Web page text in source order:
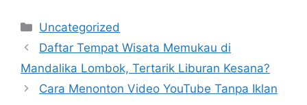
Categories
Uncategorized
Daftar Tempat Wisata Memukau di
Mandalika Lombok, Tertarik Liburan Kesana?
Cara Menonton Video YouTube Tanpa Iklan